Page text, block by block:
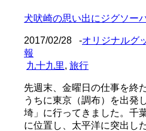
犬吠崎の思い出にジグソー
2017/02/28 -オリジナルグ
報
九十九里, 旅行
先週末、金曜日の仕事を終
うちに東京（調布）を出発
埼」に行ってきました。千
に位置し、太平洋に突出し